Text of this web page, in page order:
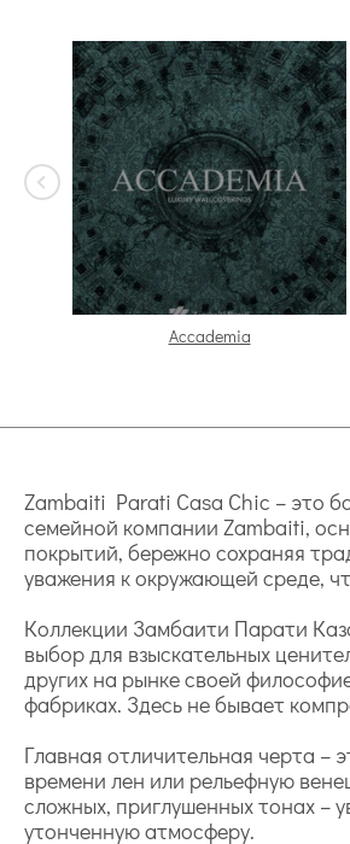
Accademia
Zambaiti Parati Casa Chic – это
семейной компании Zambaiti,
покрытий, бережно сохраняя
уважения к окружающей среде,
Коллекции Замбаити Парати
выбор для взыскательных
других на рынке своей
фабриках. Здесь не бывает
Главная отличительная черта –
времени лен или рельефную
сложных, приглушенных тонах –
утонченную атмосферу.